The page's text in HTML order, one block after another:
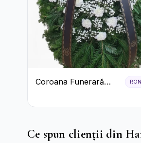
Coroana Funerară
Ce spun clienții din